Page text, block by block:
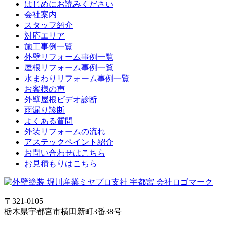
はじめにお読みください
会社案内
スタッフ紹介
対応エリア
施工事例一覧
外壁リフォーム事例一覧
屋根リフォーム事例一覧
水まわりリフォーム事例一覧
お客様の声
外壁屋根ビデオ診断
雨漏り診断
よくある質問
外装リフォームの流れ
アステックペイント紹介
お問い合わせはこちら
お見積もりはこちら
〒321-0105
栃木県宇都宮市横田新町3番38号